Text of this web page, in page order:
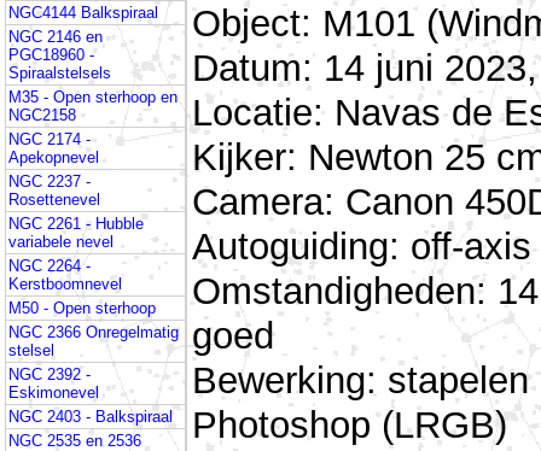
NGC4144 Balkspiraal
NGC 2146 en
PGC18960 -
Spiraalstelsels
M35 - Open sterhoop en
NGC2158
NGC 2174 -
Apekopnevel
NGC 2237 -
Rosettenevel
NGC 2261 - Hubble
variabele nevel
NGC 2264 -
Kerstboomnevel
M50 - Open sterhoop
NGC 2366 Onregelmatig
stelsel
NGC 2392 -
Eskimonevel
NGC 2403 - Balkspiraal
NGC 2535 en 2536
Object: M101
Datum: 14 juni
Locatie: Navas de
Kijker: Newton 25
Camera: Canon
Autoguiding: off-
Omstandigheden:
goed
Bewerking:
Photoshop (LRGB)